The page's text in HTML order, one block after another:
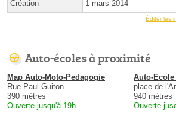
Création 1 mars 2014
Éditer les
Auto-écoles à proximité
Map Auto-Moto-Pedagogie
Rue Paul Guiton
390 mètres
Ouverte jusqu'à 19h
Auto-Ecole
place de
940 mètres
Ouverte